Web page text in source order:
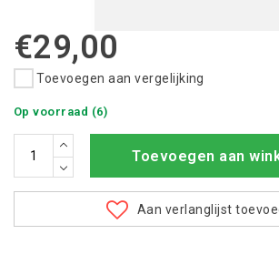
€29,00
Toevoegen aan vergelijking
Op voorraad (6)
Toevoegen aan
Aan verlanglijst